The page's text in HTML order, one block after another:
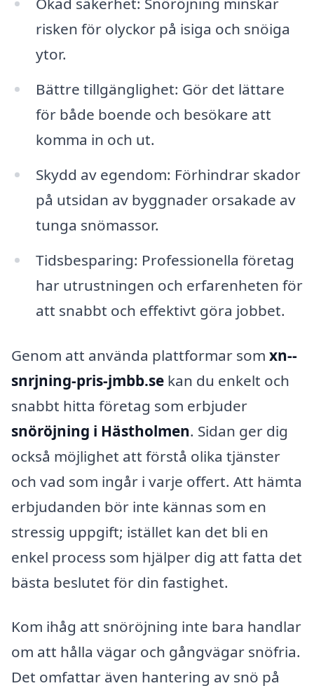
risken för olyckor på isiga och snöiga
ytor.
Bättre tillgänglighet: Gör det lättare
för både boende och besökare att
komma in och ut.
Skydd av egendom: Förhindrar skador
på utsidan av byggnader orsakade av
tunga snömassor.
Tidsbesparing: Professionella företag
har utrustningen och erfarenheten för
att snabbt och effektivt göra jobbet.
Genom att använda plattformar som xn--
snrjning-pris-jmbb.se kan du enkelt och
snabbt hitta företag som erbjuder
snöröjning i Hästholmen. Sidan ger dig
också möjlighet att förstå olika tjänster
och vad som ingår i varje offert. Att hämta
erbjudanden bör inte kännas som en
stressig uppgift; istället kan det bli en
enkel process som hjälper dig att fatta det
bästa beslutet för din fastighet.
Kom ihåg att snöröjning inte bara handlar
om att hålla vägar och gångvägar snöfria.
Det omfattar även hantering av snö på